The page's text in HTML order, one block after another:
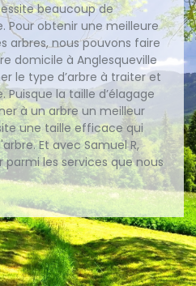
beaucoup de
Pour obtenir une meilleure
arbres, nous pouvons faire
domicile à Anglesqueville
le type d’arbre à traiter et
la taille d’élagage
à un arbre un meilleur
une taille efficace qui
Et avec Samuel R,
parmi les services que nous